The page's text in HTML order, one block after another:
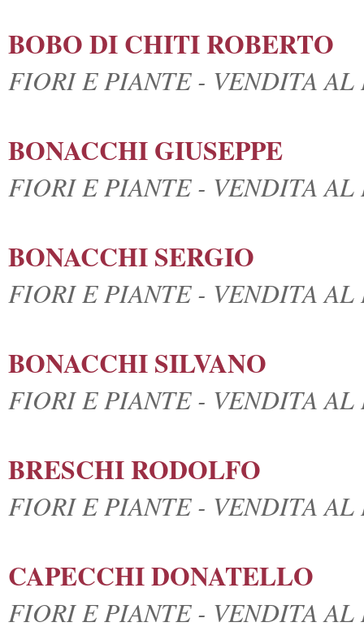
BOBO DI CHITI ROBERTO
FIORI E PIANTE - VENDITA
BONACCHI GIUSEPPE
FIORI E PIANTE - VENDITA
BONACCHI SERGIO
FIORI E PIANTE - VENDITA
BONACCHI SILVANO
FIORI E PIANTE - VENDITA
BRESCHI RODOLFO
FIORI E PIANTE - VENDITA
CAPECCHI DONATELLO
FIORI E PIANTE - VENDITA